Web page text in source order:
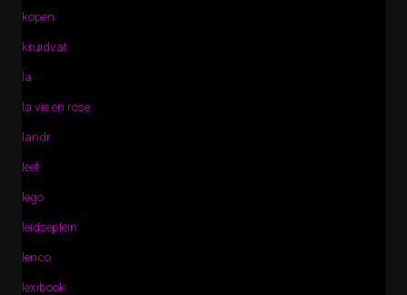
kopen
kruidvat
la
la vie en rose
landr
leef
lego
leidseplein
lenco
lexibook